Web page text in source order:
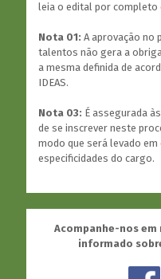
leia o edital por completo
Nota 01: A aprovação no
talentos não gera a
a mesma definida de
IDEAS.
Nota 03: É assegurada
de se inscrever neste
modo que será levado
especificidades do cargo.
Acompanhe-nos em
informado